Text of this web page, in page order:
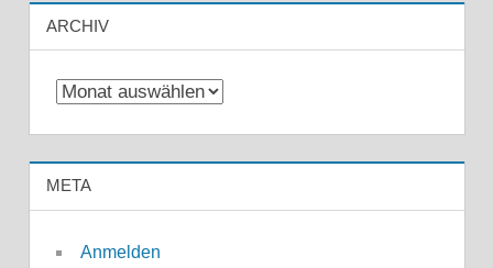
ARCHIV
Archiv
META
Anmelden